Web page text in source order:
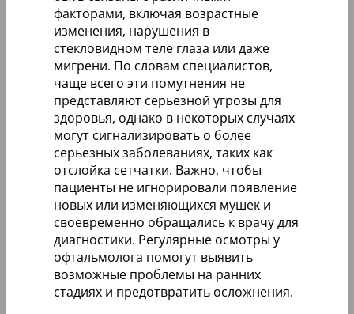
факторами, включая возрастные
изменения, нарушения в
стекловидном теле глаза или даже
мигрени. По словам специалистов,
чаще всего эти помутнения не
представляют серьезной угрозы для
здоровья, однако в некоторых случаях
могут сигнализировать о более
серьезных заболеваниях, таких как
отслойка сетчатки. Важно, чтобы
пациенты не игнорировали появление
новых или изменяющихся мушек и
своевременно обращались к врачу для
диагностики. Регулярные осмотры у
офтальмолога помогут выявить
возможные проблемы на ранних
стадиях и предотвратить осложнения.